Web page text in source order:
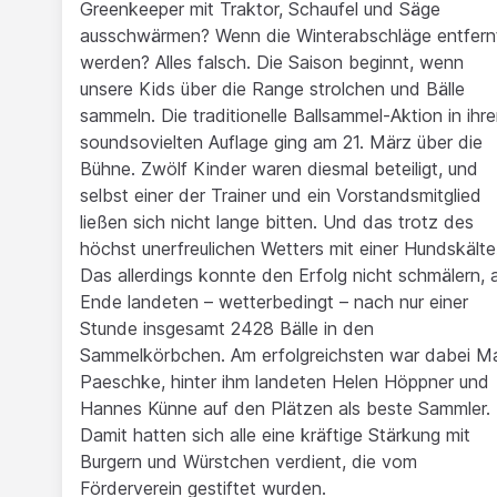
Greenkeeper mit Traktor, Schaufel und Säge
ausschwärmen? Wenn die Winterabschläge
werden? Alles falsch. Die Saison beginnt, wenn
unsere Kids über die Range strolchen und Bälle
sammeln. Die traditionelle Ballsammel-Aktion in
soundsovielten Auflage ging am 21. März über die
Bühne. Zwölf Kinder waren diesmal beteiligt, und
selbst einer der Trainer und ein Vorstandsmitglied
ließen sich nicht lange bitten. Und das trotz des
höchst unerfreulichen Wetters mit einer
Das allerdings konnte den Erfolg nicht schmälern,
Ende landeten – wetterbedingt – nach nur einer
Stunde insgesamt 2428 Bälle in den
Sammelkörbchen. Am erfolgreichsten war dabei
Paeschke, hinter ihm landeten Helen Höppner und
Hannes Künne auf den Plätzen als beste Sammler.
Damit hatten sich alle eine kräftige Stärkung mit
Burgern und Würstchen verdient, die vom
Förderverein gestiftet wurden.